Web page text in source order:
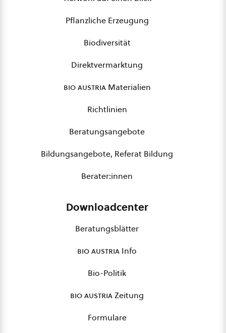
Pflanzliche Erzeugung
Biodiversität
Direktvermarktung
bio austriaMaterialien
Richtlinien
Beratungsangebote
Bildungsangebote, Referat Bildung
Berater:innen
Downloadcenter
Beratungsblätter
bio austria Info
Bio-Politik
bio austriaZeitung
Formulare